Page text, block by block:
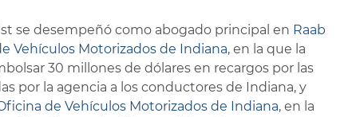
se desempeñó como abogado principal en Raab
Vehículos Motorizados de Indiana, en la que la
30 millones de dólares en recargos por las
por la agencia a los conductores de Indiana, y
de Vehículos Motorizados de Indiana, en la